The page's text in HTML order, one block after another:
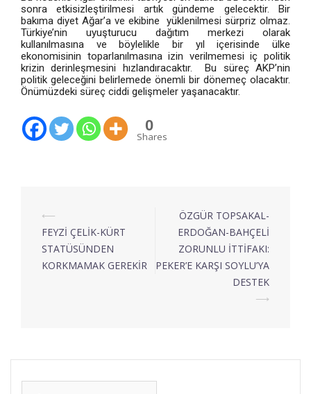
sonra etkisizleştirilmesi artık gündeme gelecektir. Bir
bakıma diyet Ağar’a ve ekibine yüklenilmesi sürpriz olmaz.
Türkiye’nin uyuşturucu dağıtım merkezi olarak
kullanılmasına ve böylelikle bir yıl içerisinde ülke
ekonomisinin toparlanılmasına izin verilmemesi iç politik
krizin derinleşmesini hızlandıracaktır. Bu süreç AKP’nin
politik geleceğini belirlemede önemli bir dönemeç olacaktır.
Önümüzdeki süreç ciddi gelişmeler yaşanacaktır.
0
Shares
⟵
FEYZİ ÇELİK-KÜRT
STATÜSÜNDEN
KORKMAMAK GEREKİR
ÖZGÜR TOPSAKAL-
ERDOĞAN-BAHÇELİ
ZORUNLU İTTİFAKI:
PEKER’E KARŞI SOYLU’YA
DESTEK
⟶